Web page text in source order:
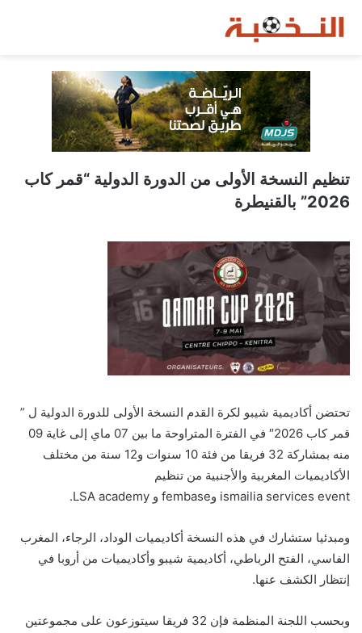
تنظيم النسخة الأولى من الدورة الدولية “قمر كاب
2026” بالقنيطرة
تحتضن أكاديمية شيبو لكرة القدم النسخة الأولى للدورة الدولية ل ”
قمر كاب 2026″ في الفترة المتراوحة ما بين 07 ماي إلى غاية 09
منه بمشاركة 32 فريقا من فئة 10 سنوات و12 سنة من مختلف
الأكاديميات المغربية والأجنبية من تنظيم
ismailia services event وfembase و LSA academy.
ومبدئيا ستشارك في هذه النسخة أكاديميات الوداد، الرجاء، المغرب
الفاسي، الفتح الرباطي، أكاديمية شيبو وأكاديميات من أروبا في
إنتظار الكشف عنها.
وبحسب اللجنة المنظمة فإن 32 فريقا سيتوزعون على مجموعتين